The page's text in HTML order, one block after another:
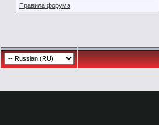
Правила форума